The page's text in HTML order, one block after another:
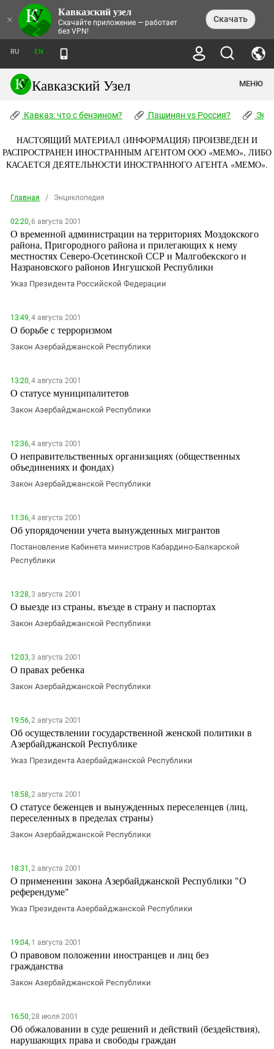
× Кавказский узел
Скачайте приложение — работает
без VPN!
Скачать
НОВОСТИ
ТЕМЫ
КУЛЬТУРА
ПОЛИТИКА
ПРИРОДА И ЭКОЛОГИЯ
ПРОИСШЕСТВИЯ
ТРЕНДЫ
КАВКАЗ: ЧТО С БЕНЗИНОМ?
ЧЕРКЕССКИЙ ВОПРОС
СТАЛИНСКИЕ ДЕПОРТАЦИИ
БОРЬБА КАДЫРОВА С
ЯНГУЛБАЕВЫМИ
ГРУЗИЯ: ПРОТЕСТЫ ПОСЛЕ ВЫБОРОВ
КОГО КАВКАЗ ИЗВИНЯТЬСЯ
ЗАСТАВЛЯЕТ
СТАТЬИ
ПУБЛИЦИСТИКА
ИНТЕРВЬЮ
ЭНЦИКЛОПЕДИЯ
СПРАВОЧНИК
ПЕРСОНАЛИИ
КНИЖНАЯ ПОЛКА
ФОРУМ
ВИДЕО
ПОГОДА
RU EN
Кавказский Узел МЕНЮ
Аджария
Адыгея
Астраханская область
Волгоградская область
Грузия
Дагестан
Кабардино-Балкария
Калмыкия
Краснодарский край
Нагорный Карабах
Российская Федерация
Северная Осетия - Алания
СКФО
Южная Осетия
Южный Кавказ
Кавказ: что с бензином? Пашинян vs Россия?
НАСТОЯЩИЙ МАТЕРИАЛ (ИНФОРМАЦИЯ) ПРОИЗВЕДЕН И
РАСПРОСТРАНЕН ИНОСТРАННЫМ АГЕНТОМ ООО «МЕМО», ЛИБО
КАСАЕТСЯ ДЕЯТЕЛЬНОСТИ ИНОСТРАННОГО АГЕНТА «МЕМО».
Главная / Энциклопедия
02:20,6 августа 2001
О временной администрации на территориях Моздокского
района, Пригородного района и прилегающих к нему
местностях Северо-Осетинской ССР и Малгобекского и
Назрановского районов Ингушской Республики
Указ Президента Российской Федерации
13:49,4 августа 2001
О борьбе с терроризмом
Закон Азербайджанской Республики
13:20,4 августа 2001
О статусе муниципалитетов
Закон Азербайджанской Республики
12:36,4 августа 2001
О неправительственных организациях (общественных
объединениях и фондах)
Закон Азербайджанской Республики
11:36,4 августа 2001
Об упорядочении учета вынужденных мигрантов
Постановление Кабинета министров Кабардино-Балкарской
Республики
13:28,3 августа 2001
О выезде из страны, въезде в страну и паспортах
Закон Азербайджанской Республики
12:03,3 августа 2001
О правах ребенка
Закон Азербайджанской Республики
19:56,2 августа 2001
Об осуществлении государственной женской политики в
Азербайджанской Республике
Указ Президента Азербайджанской Республики
18:58,2 августа 2001
О статусе беженцев и вынужденных переселенцев (лиц,
переселенных в пределах страны)
Закон Азербайджанской Республики
18:31,2 августа 2001
О применении закона Азербайджанской Республики "О
референдуме"
Указ Президента Азербайджанской Республики
19:04,1 августа 2001
О правовом положении иностранцев и лиц без
гражданства
Закон Азербайджанской Республики
16:50,28 июля 2001
Об обжаловании в суде решений и действий (бездействия),
нарушающих права и свободы граждан